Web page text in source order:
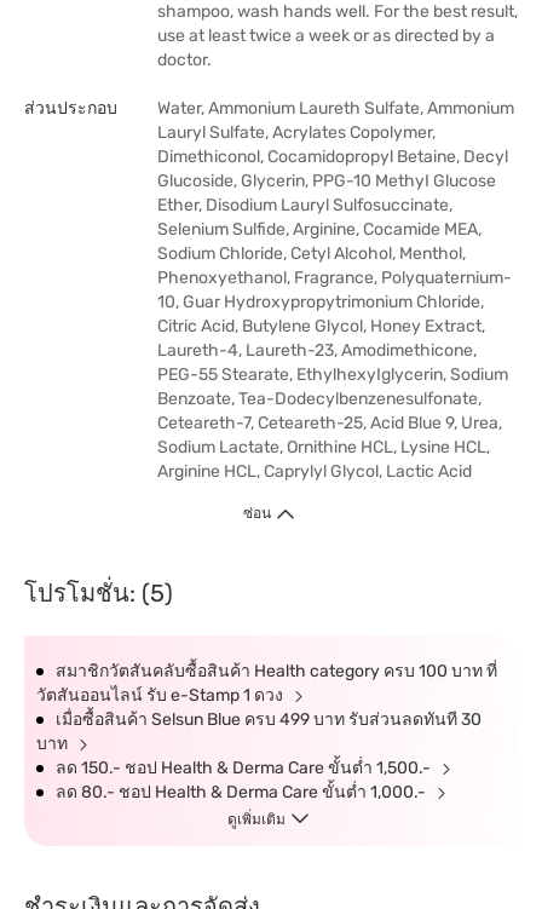
shampoo, wash hands well. For the best result,
use at least twice a week or as directed by a
doctor.
ส่วนประกอบ
Water, Ammonium Laureth Sulfate, Ammonium
Lauryl Sulfate, Acrylates Copolymer,
Dimethiconol, Cocamidopropyl Betaine, Decyl
Glucoside, Glycerin, PPG-10 MethyI Glucose
Ether, Disodium Lauryl Sulfosuccinate,
Selenium Sulfide, Arginine, Cocamide MEA,
Sodium Chloride, Cetyl Alcohol, Menthol,
Phenoxyethanol, Fragrance, Polyquaternium-
10, Guar Hydroxypropytrimonium Chloride,
Citric Acid, Butylene Glycol, Honey Extract,
Laureth-4, Laureth-23, Amodimethicone,
PEG-55 Stearate, EthylhexyIglycerin, Sodium
Benzoate, Tea-Dodecylbenzenesulfonate,
Ceteareth-7, Ceteareth-25, Acid Blue 9, Urea,
Sodium Lactate, Ornithine HCL, Lysine HCL,
Arginine HCL, Caprylyl Glycol, Lactic Acid
ซ่อน
โปรโมชั่น: (5)
สมาชิกวัตสันคลับซื้อสินค้า Health category ครบ 100 บาท ที่
วัตสันออนไลน์ รับ e-Stamp 1 ดวง
เมื่อซื้อสินค้า Selsun Blue ครบ 499 บาท รับส่วนลดทันที 30
บาท
ลด 150.- ชอป Health & Derma Care ขั้นต่ำ 1,500.-
ลด 80.- ชอป Health & Derma Care ขั้นต่ำ 1,000.-
ดูเพิ่มเติม